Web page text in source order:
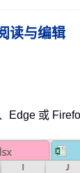
读与编辑
或